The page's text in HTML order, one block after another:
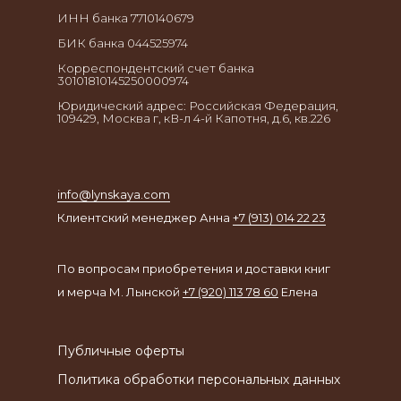
ИНН банка 7710140679
БИК банка 044525974
Корреспондентский счет банка
30101810145250000974
Юридический адрес: Российская Федерация,
109429, Москва г, кВ-л 4-й Капотня, д.6, кв.226
info@lynskaya.com
Клиентский менеджер Анна +7 (913) 014 22 23
По вопросам приобретения и доставки книг
и мерча М. Лынской +7 (920) 113 78 60 Елена
Публичные оферты
Политика обработки персональных данных